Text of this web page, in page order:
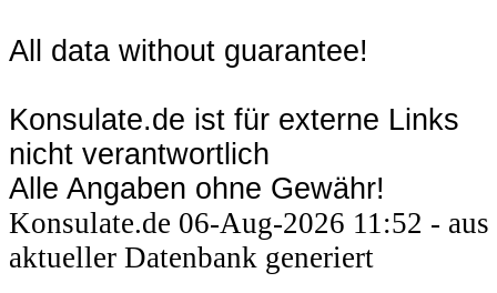
All data without guarantee!
Konsulate.de ist für externe Links
nicht verantwortlich
Alle Angaben ohne Gewähr!
Konsulate.de 06-Aug-2026 11:52 - aus
aktueller Datenbank generiert